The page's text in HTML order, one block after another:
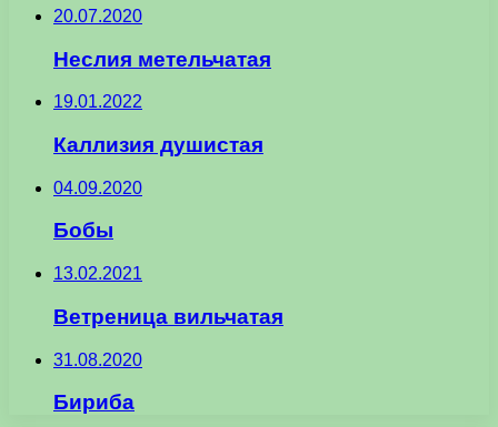
20.07.2020
Неслия метельчатая
19.01.2022
Каллизия душистая
04.09.2020
Бобы
13.02.2021
Ветреница вильчатая
31.08.2020
Бириба